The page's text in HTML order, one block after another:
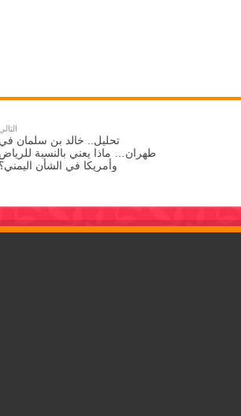
التالي
تحليل.. خالد بن سلمان في
طهران… ماذا يعني بالنسبة للرياض
وأمريكا في الشأن اليمني؟